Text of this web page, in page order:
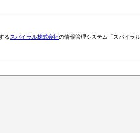
るスパイラル株式会社の情報管理システム「スパイラ